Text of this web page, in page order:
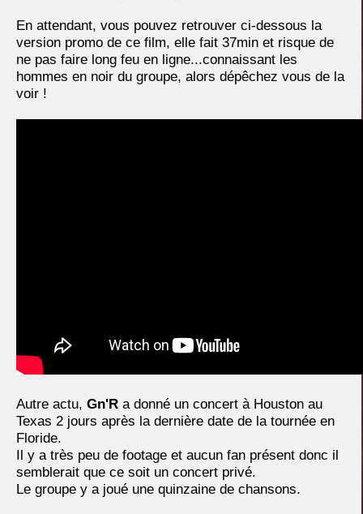
En attendant, vous pouvez retrouver ci-dessous la
version promo de ce film, elle fait 37min et risque de
ne pas faire long feu en ligne...connaissant les
hommes en noir du groupe, alors dépêchez vous de la
voir !
Autre actu, Gn'R a donné un concert à Houston au
Texas 2 jours après la dernière date de la tournée en
Floride.
Il y a très peu de footage et aucun fan présent donc il
semblerait que ce soit un concert privé.
Le groupe y a joué une quinzaine de chansons.